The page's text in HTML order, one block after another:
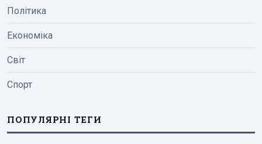
Політика
Економіка
Світ
Спорт
ПОПУЛЯРНІ ТЕГИ